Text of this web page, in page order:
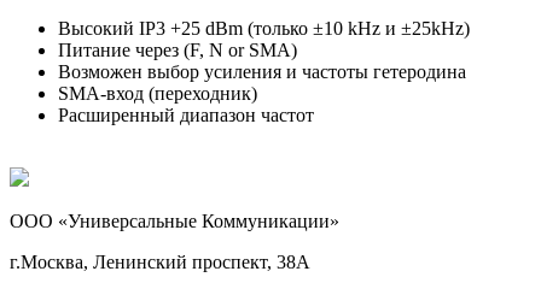
Высокий IP3 +25 dBm (только ±10 kHz и ±25kHz)
Питание через (F, N or SMA)
Возможен выбор усиления и частоты гетеродина
SMA-вход (переходник)
Расширенный диапазон частот
ООО «Универсальные Коммуникации»
г.Москва, Ленинский проспект, 38А